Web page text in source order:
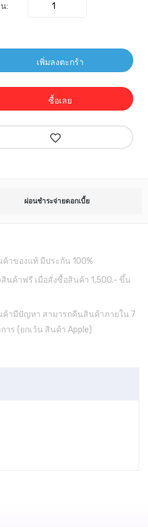
:
เพิ่มลงตะกร้า
ซื้อเลย
ผ่อนชำระจ่ายดอกเบี้ย
ค้าของแท้ มีประกัน 100%
สินค้าฟรี เมื่อสั่งซื้อสินค้า 1,500.- ขึ้น
ค้ามีปัญหา สามารถคืนสินค้าภายใน 7
าร (ยกเว้น สินค้า Apple)